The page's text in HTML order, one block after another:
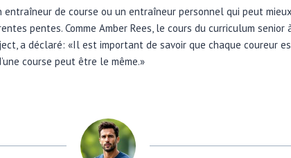
de course ou un entraîneur personnel qui peut
pentes. Comme Amber Rees, le cours du curriculum senior à
a déclaré: «Il est important de savoir que chaque coureur
course peut être le même.»